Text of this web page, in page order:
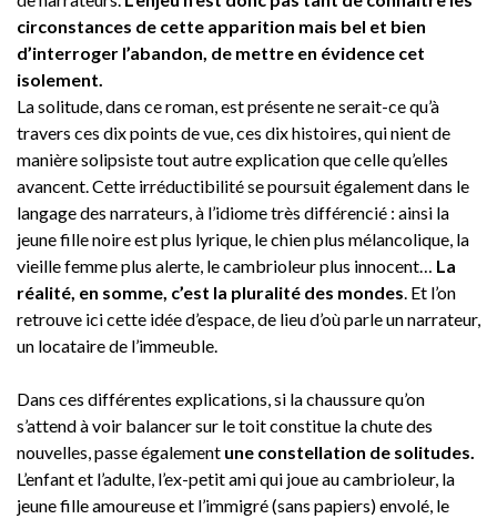
circonstances de cette apparition mais bel et bien
d’interroger l’abandon, de mettre en évidence cet
isolement.
La solitude, dans ce roman, est présente ne serait-ce qu’à
travers ces dix points de vue, ces dix histoires, qui nient de
manière solipsiste tout autre explication que celle qu’elles
avancent. Cette irréductibilité se poursuit également dans le
langage des narrateurs, à l’idiome très différencié : ainsi la
jeune fille noire est plus lyrique, le chien plus mélancolique, la
vieille femme plus alerte, le cambrioleur plus innocent… La
réalité, en somme, c’est la pluralité des mondes . Et l’on
retrouve ici cette idée d’espace, de lieu d’où parle un narrateur,
un locataire de l’immeuble.
Dans ces différentes explications, si la chaussure qu’on
s’attend à voir balancer sur le toit constitue la chute des
nouvelles, passe également une constellation de solitudes.
L’enfant et l’adulte, l’ex-petit ami qui joue au cambrioleur, la
jeune fille amoureuse et l’immigré (sans papiers) envolé, le